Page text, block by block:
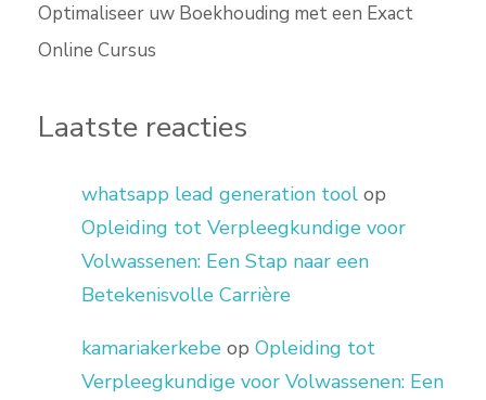
Optimaliseer uw Boekhouding met een Exact
Online Cursus
Laatste reacties
whatsapp lead generation tool op
Opleiding tot Verpleegkundige voor
Volwassenen: Een Stap naar een
Betekenisvolle Carrière
kamariakerkebe op Opleiding tot
Verpleegkundige voor Volwassenen: Een